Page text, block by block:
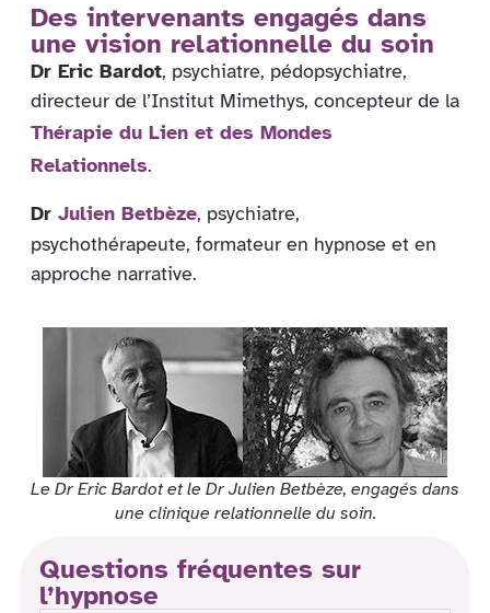
Des intervenants engagés dans
une vision relationnelle du soin
Dr Eric Bardot, psychiatre, pédopsychiatre,
directeur de l’Institut Mimethys, concepteur de la
Thérapie du Lien et des Mondes
Relationnels.
Dr Julien Betbèze, psychiatre,
psychothérapeute, formateur en hypnose et en
approche narrative.
Le Dr Eric Bardot et le Dr Julien Betbèze, engagés dans
une clinique relationnelle du soin.
Questions fréquentes sur
l’hypnose